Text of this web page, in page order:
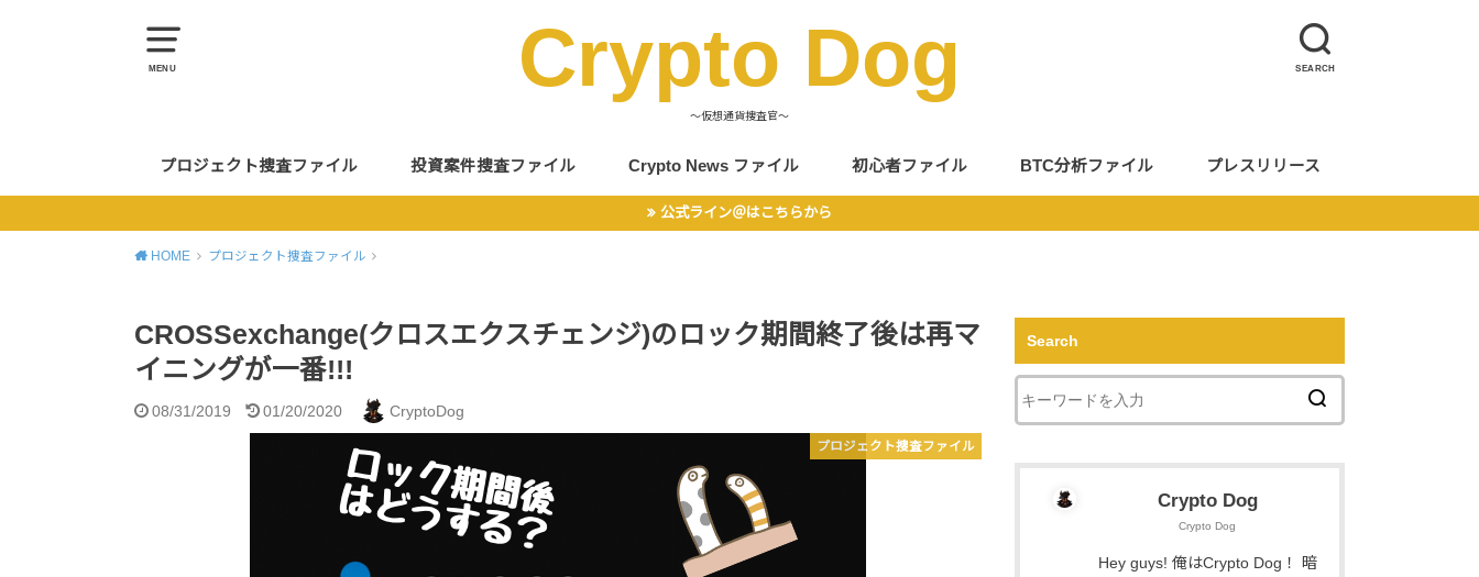
MENU SEARCH
Crypto Dog
〜仮想通貨捜査官〜
プロジェクト捜査ファイル 投資案件捜査ファイル Crypto News ファイル 初心者ファイル BTC分析ファイル プレスリリース
公式ライン＠はこちらから
HOME プロジェクト捜査ファイル
CROSSexchange(クロスエクスチェンジ)のロック期間終了後は再マ
イニングが一番!!!
08/31/2019 01/20/2020 CryptoDog
プロジェクト捜査ファイル
Search
Crypto Dog
Crypto Dog
Hey guys! 俺はCrypto Dog！ 暗